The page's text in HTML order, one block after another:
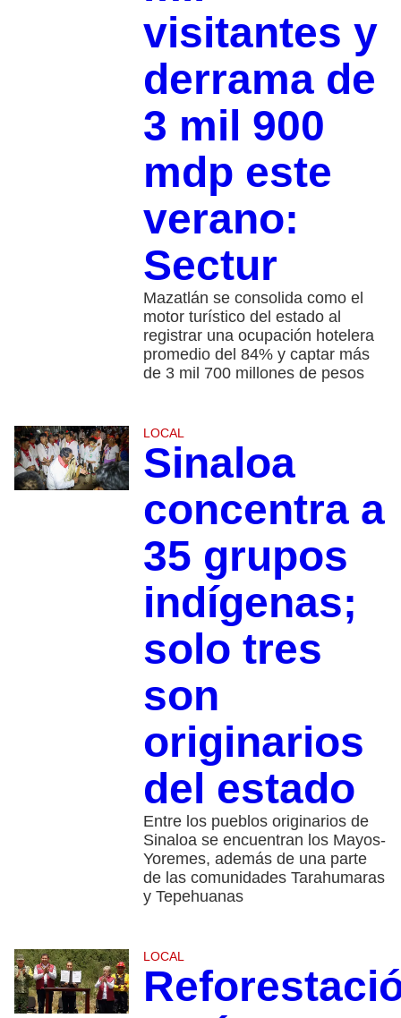
visitantes y
derrama de
3 mil 900
mdp este
verano:
Sectur
Mazatlán se consolida como el
motor turístico del estado al
registrar una ocupación hotelera
promedio del 84% y captar más
de 3 mil 700 millones de pesos
LOCAL
Sinaloa
concentra a
35 grupos
indígenas;
solo tres
son
originarios
del estado
Entre los pueblos originarios de
Sinaloa se encuentran los Mayos-
Yoremes, además de una parte
de las comunidades Tarahumaras
y Tepehuanas
LOCAL